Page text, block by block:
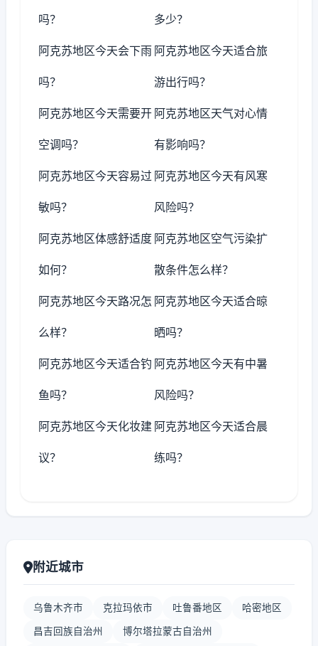
吗？ 多少？
阿克苏地区今天会下雨
吗？
阿克苏地区今天适合旅
游出行吗？
阿克苏地区今天需要开
空调吗？
阿克苏地区天气对心情
有影响吗？
阿克苏地区今天容易过
敏吗？
阿克苏地区今天有风寒
风险吗？
阿克苏地区体感舒适度
如何？
阿克苏地区空气污染扩
散条件怎么样？
阿克苏地区今天路况怎
么样？
阿克苏地区今天适合晾
晒吗？
阿克苏地区今天适合钓
鱼吗？
阿克苏地区今天有中暑
风险吗？
阿克苏地区今天化妆建
议？
阿克苏地区今天适合晨
练吗？
附近城市
乌鲁木齐市 克拉玛依市 吐鲁番地区 哈密地区
昌吉回族自治州 博尔塔拉蒙古自治州